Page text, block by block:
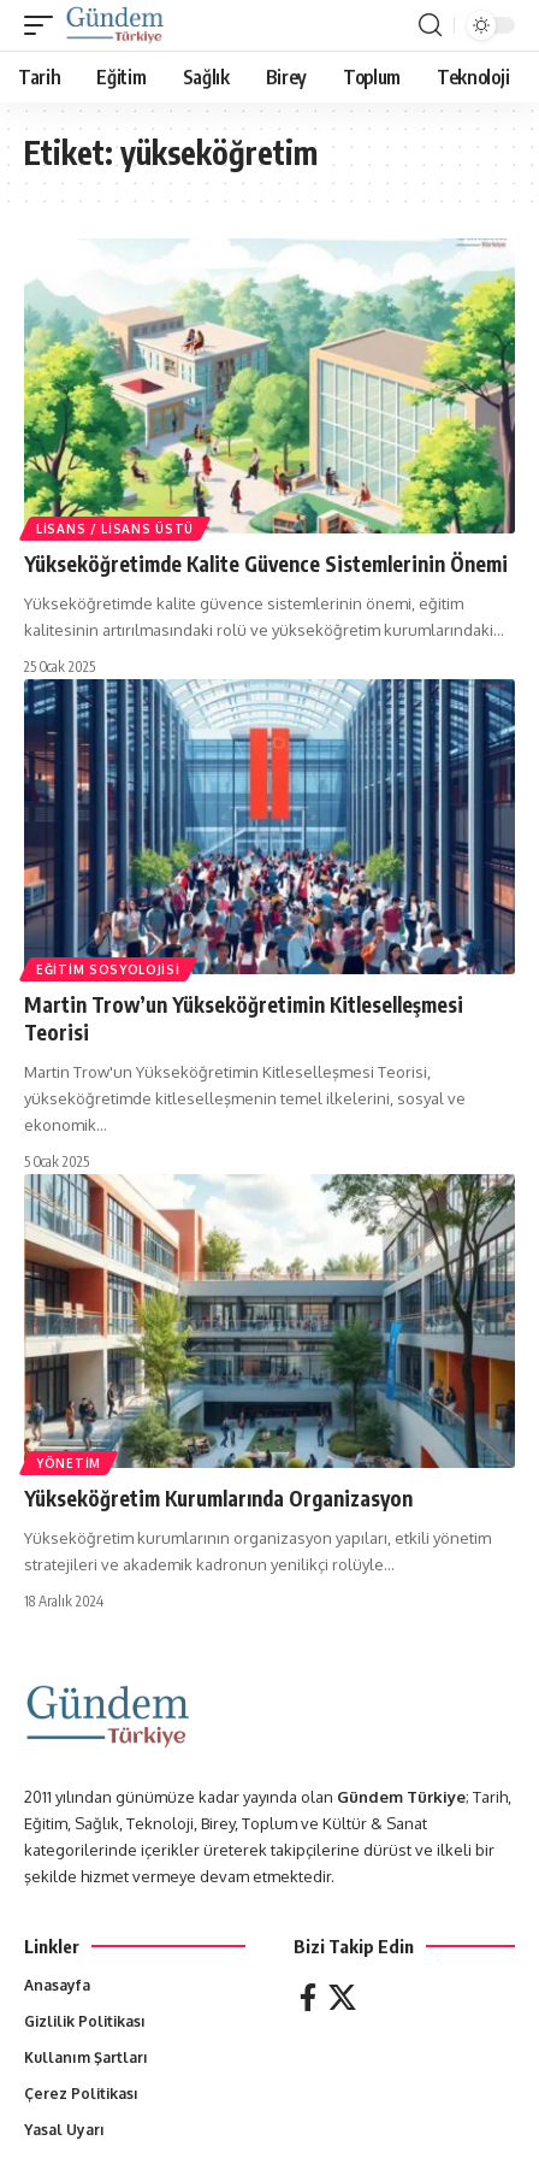
Tarih Eğitim Sağlık Birey Toplum Teknoloji
Etiket:yükseköğretim
LISANS / LISANS ÜSTÜ
Yükseköğretimde Kalite Güvence Sistemlerinin Önemi
Yükseköğretimde kalite güvence sistemlerinin önemi, eğitim
kalitesinin artırılmasındaki rolü ve yükseköğretim kurumlarındaki…
25 Ocak 2025
EĞITIM SOSYOLOJISI
Martin Trow’un Yükseköğretimin Kitleselleşmesi
Teorisi
Martin Trow'un Yükseköğretimin Kitleselleşmesi Teorisi,
yükseköğretimde kitleselleşmenin temel ilkelerini, sosyal ve
ekonomik…
5 Ocak 2025
YÖNETIM
Yükseköğretim Kurumlarında Organizasyon
Yükseköğretim kurumlarının organizasyon yapıları, etkili yönetim
stratejileri ve akademik kadronun yenilikçi rolüyle…
18 Aralık 2024
2011 yılından günümüze kadar yayında olan Gündem Türkiye; Tarih,
Eğitim, Sağlık, Teknoloji, Birey, Toplum ve Kültür & Sanat
kategorilerinde içerikler üreterek takipçilerine dürüst ve ilkeli bir
şekilde hizmet vermeye devam etmektedir.
Linkler
Anasayfa
Gizlilik Politikası
Kullanım Şartları
Çerez Politikası
Yasal Uyarı
Bizi Takip Edin